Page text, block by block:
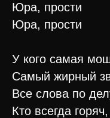
Юра, прости
Юра, прости
У кого самая
Самый жирный
Все слова по
Кто всегда